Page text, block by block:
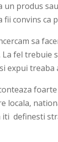
un produs
fii convins ca
sa
La fel trebuie
expui
locala,
definesti